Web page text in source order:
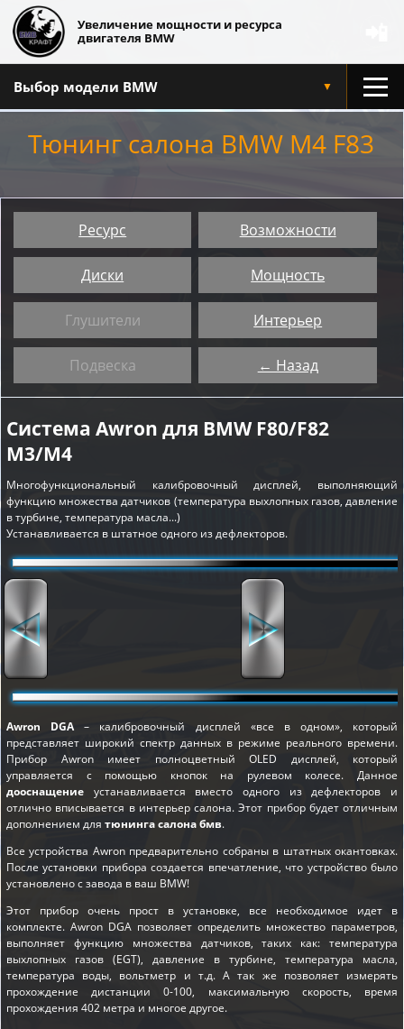
Увеличение мощности и ресурса
двигателя BMW
Выбор модели BMW ▼
Тюнинг салона BMW M4 F83
Ресурс Возможности
Диски Мощность
Глушители Интерьер
Подвеска ← Назад
Система Awron для BMW F80/F82
M3/M4
Многофункциональный калибровочный дисплей, выполняющий
функцию множества датчиков (температура выхлопных газов, давление
в турбине, температура масла...)
Устанавливается в штатное одного из дефлекторов.
Awron DGA– калибровочный дисплей «все в одном», который
представляет широкий спектр данных в режиме реального времени.
Прибор Awron имеет полноцветный OLED дисплей, который
управляется с помощью кнопок на рулевом колесе. Данное
дооснащение устанавливается вместо одного из дефлекторов и
отлично вписывается в интерьер салона. Этот прибор будет отличным
дополнением для тюнинга салона бмв.
Все устройства Awron предварительно собраны в штатных окантовках.
После установки прибора создается впечатление, что устройство было
установлено с завода в ваш BMW!
Этот прибор очень прост в установке, все необходимое идет в
комплекте. Awron DGA позволяет определить множество параметров,
выполняет функцию множества датчиков, таких как: температура
выхлопных газов (EGT), давление в турбине, температура масла,
температура воды, вольтметр и т.д. А так же позволяет измерять
прохождение дистанции 0-100, максимальную скорость, время
прохождения 402 метра и многое другое.